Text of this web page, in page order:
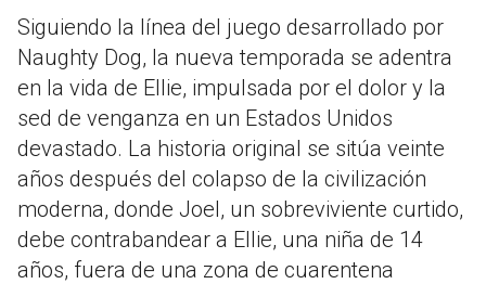
Siguiendo la línea del juego desarrollado por
Naughty Dog, la nueva temporada se adentra
en la vida de Ellie, impulsada por el dolor y la
sed de venganza en un Estados Unidos
devastado. La historia original se sitúa veinte
años después del colapso de la civilización
moderna, donde Joel, un sobreviviente curtido,
debe contrabandear a Ellie, una niña de 14
años, fuera de una zona de cuarentena